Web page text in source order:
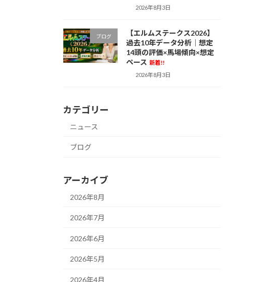
2026年8月3日
ブログ
【エルムステークス2026】
過去10年データ分析｜想定
14頭の評価×馬場傾向×想定
ペース 新着!!
2026年8月3日
カテゴリー
ニュース
ブログ
アーカイブ
2026年8月
2026年7月
2026年6月
2026年5月
2026年4月